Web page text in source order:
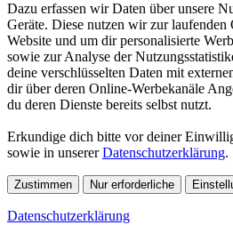
Dazu erfassen wir Daten über unsere
Geräte. Diese nutzen wir zur laufenden
Website und um dir personalisierte
sowie zur Analyse der
deine verschlüsselten Daten mit
dir über deren Online-Werbekanäle
du deren Dienste bereits selbst nutzt.
Erkundige dich bitte vor deiner
sowie in unsererDatenschutzerklärung.
Zustimmen Nur erforderliche
Datenschutzerklärung